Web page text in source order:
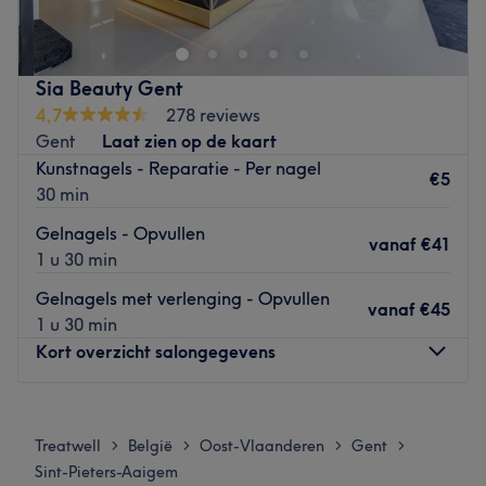
aandacht. Klanten kunnen genieten van een
professionele behandelingen in een ontspannen sfeer.
Dichtstbijzijnde openbaar vervoer
GRATIS PARKEREN BIJ PIZZAHUT TUSSEN 10U EN 22U
Go to venue
Sia Beauty Gent
4,7
278 reviews
Gent
Laat zien op de kaart
Kunstnagels - Reparatie - Per nagel
30 min
€5
Gelnagels - Opvullen
1 u 30 min
vanaf €41
Gelnagels met verlenging - Opvullen
1 u 30 min
vanaf €45
Kort overzicht salongegevens
Dinsdag
09:15
20:00
Woensdag
Treatwell > België > Oost-Vlaanderen > Gent >
Sint-Pieters-Aaigem